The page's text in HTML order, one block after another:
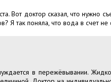
Вот доктор сказал, что нужно
так поняла, что вода в счет не
в пережёвывании.